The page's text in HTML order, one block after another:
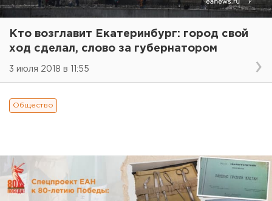
Кто возглавит Екатеринбург: город свой
ход сделал, слово за губернатором
3 июля 2018 в 11:55
Общество